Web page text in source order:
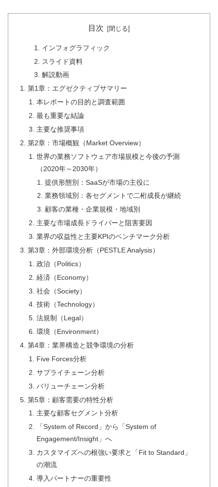
目次
インフォグラフィック
スライド資料
解説動画
第1章：エグゼクティブサマリー
本レポートの目的と調査範囲
最も重要な結論
主要な推奨事項
第2章：市場概観（Market Overview）
世界の業務ソフトウェア市場規模と今後の予測
（2020年～2030年）
提供形態別：SaaSが市場の主役に
業務領域別：各セグメントで二桁成長が継続
顧客の業種・企業規模・地域別
主要な市場成長ドライバーと阻害要因
業界の収益性と主要KPIのベンチマーク分析
第3章：外部環境分析（PESTLE Analysis）
政治（Politics）
経済（Economy）
社会（Society）
技術（Technology）
法規制（Legal）
環境（Environment）
第4章：業界構造と競争環境の分析
Five Forces分析
サプライチェーン分析
バリューチェーン分析
第5章：顧客需要の特性分析
主要な顧客セグメント分析
「System of Record」から「System of
Engagement/Insight」へ
カスタマイズへの根強い要求と「Fit to Standard」
の潮流
導入パートナーの重要性